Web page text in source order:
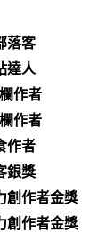
落客
達人
作者
作者
作者
銀獎
創作者金獎
創作者金獎